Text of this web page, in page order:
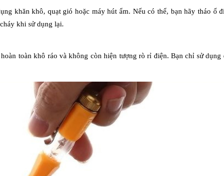
khăn khô, quạt gió hoặc máy hút ẩm. Nếu có thể, bạn hãy tháo ổ
khi sử dụng lại.
toàn khô ráo và không còn hiện tượng rò rỉ điện. Bạn chỉ sử dụng